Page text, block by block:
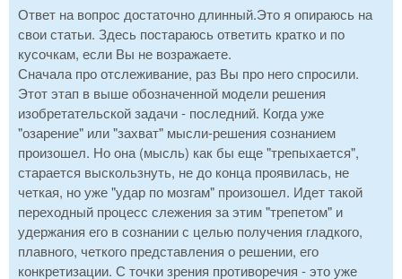
Ответ на вопрос достаточно длинный.Это я опираюсь на
свои статьи. Здесь постараюсь ответить кратко и по
кусочкам, если Вы не возражаете.
Сначала про отслеживание, раз Вы про него спросили.
Этот этап в выше обозначенной модели решения
изобретательской задачи - последний. Когда уже
"озарение" или "захват" мысли-решения сознанием
произошел. Но она (мысль) как бы еще "трепыхается",
старается выскользнуть, не до конца проявилась, не
четкая, но уже "удар по мозгам" произошел. Идет такой
переходный процесс слежения за этим "трепетом" и
удержания его в сознании с целью получения гладкого,
плавного, четкого представления о решении, его
конкретизации. С точки зрения противоречия - это уже